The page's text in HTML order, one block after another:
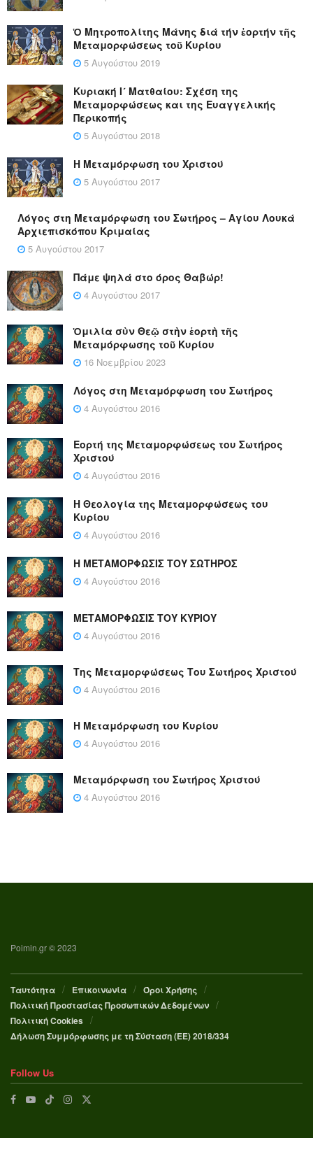
Ὁ Μητροπολίτης Μάνης διά τήν ἑορτήν τῆς
Μεταμορφώσεως τοῦ Κυρίου
5 Αυγούστου 2019
Κυριακή Ι´ Ματθαίου: Σχέση της
Μεταμορφώσεως και της Ευαγγελικής
Περικοπής
5 Αυγούστου 2018
Η Μεταμόρφωση του Χριστού
5 Αυγούστου 2017
Λόγος στη Μεταμόρφωση του Σωτήρος – Αγίου Λουκά
Αρχιεπισκόπου Κριμαίας
5 Αυγούστου 2017
Πάμε ψηλά στο όρος Θαβώρ!
4 Αυγούστου 2017
Ὁμιλία σὺν Θεῷ στὴν ἑορτὴ τῆς
Μεταμόρφωσης τοῦ Κυρίου
16 Νοεμβρίου 2023
Λόγος στη Μεταμόρφωση του Σωτήρος
4 Αυγούστου 2016
Εορτή της Μεταμορφώσεως του Σωτήρος
Χριστού
4 Αυγούστου 2016
Η Θεολογία της Μεταμορφώσεως του
Κυρίου
4 Αυγούστου 2016
Η ΜΕΤΑΜΟΡΦΩΣΙΣ ΤΟΥ ΣΩΤΗΡΟΣ
4 Αυγούστου 2016
ΜΕΤΑΜΟΡΦΩΣΙΣ ΤΟΥ ΚΥΡΙΟΥ
4 Αυγούστου 2016
Της Μεταμορφώσεως Του Σωτήρος Χριστού
4 Αυγούστου 2016
Η Μεταμόρφωση του Κυρίου
4 Αυγούστου 2016
Μεταμόρφωση του Σωτήρος Χριστού
4 Αυγούστου 2016
Poimin.gr © 2023
Ταυτότητα Επικοινωνία
Όροι Χρήσης
Πολιτική Προστασίας Προσωπικών Δεδομένων
Πολιτική Cookies
Δήλωση Συμμόρφωσης με τη Σύσταση (ΕΕ) 2018/334
Follow Us